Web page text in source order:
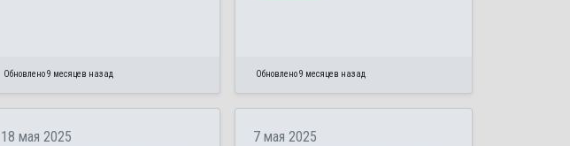
Обновлено 9 месяцев назад Обновлено 9 месяцев назад
18 мая 2025
7 мая 2025